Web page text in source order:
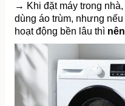
→ Khi đặt máy trong nhà,
dùng áo trùm, nhưng
hoạt động bền lâu thì